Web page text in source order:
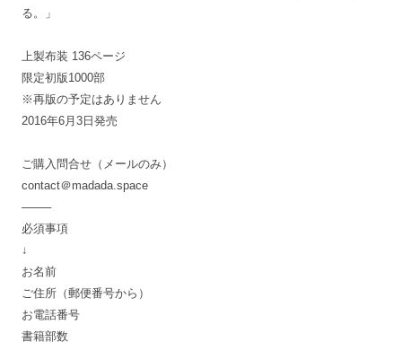
る。」
上製布装 136ページ
限定初版1000部
※再版の予定はありません
2016年6月3日発売
ご購入問合せ（メールのみ）
contact＠madada.space
——–
必須事項
↓
お名前
ご住所（郵便番号から）
お電話番号
書籍部数